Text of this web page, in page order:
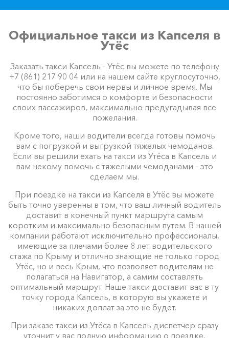
Официальное такси из Капселя в
Утёс
Заказать такси Капсель - Утёс вы можете по телефону
+7 (861) 217 90 04 или на нашем сайте круглосуточно,
что бы поберечь свои нервы и личное время. Мы
постоянно заботимся о комфорте и безопасности
своих пассажиров, максимально предугадывая все
пожелания.
Кроме того, наши водители всегда готовы помочь
вам с погрузкой и выгрузкой тяжелых чемоданов.
Если вы решили ехать на такси из Утёса в Капсель и
вам некому помочь с тяжелыми чемоданами – это
сделаем мы.
При поездке на такси из Капселя в Утёс вы можете
быть точно уверенны в том, что ваш личный водитель
доставит в конечный пункт маршрута самым
коротким и максимально безопасным путем. В нашей
компании работают исключительно профессионалы,
имеющие за плечами более 8 лет водительского
стажа по Крыму и отлично знающие не только город
Утёс, но и весь Крым, что позволяет водителям не
полагаться на Навигатор, а самим составлять
оптимальный маршрут. Наше такси доставит вас в ту
точку города Капсель, в которую вы укажете и
никаких доплат за это не будет.
При заказе такси из Утёса в Капсель диспетчер сразу
уточнит у вас полную информацию о поездке,